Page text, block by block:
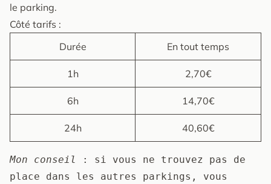
le parking.
Côté tarifs :
Durée
En tout temps
1h 2,70€
6h 14,70€
24h 40,60€
Mon conseil
: si vous ne trouvez pas de
place dans les autres parkings, vous